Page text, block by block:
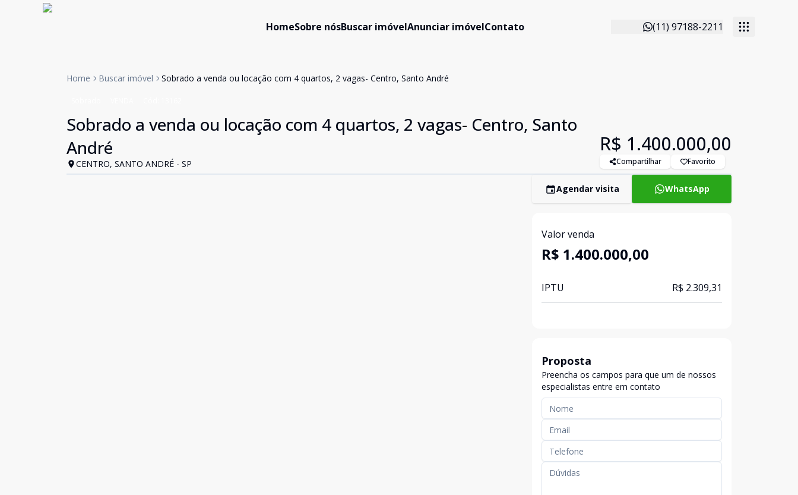
HomeSobre nósBuscar imóvelAnunciar imóvelContato (11) 97188-2211
Home Buscar imóvel Sobrado a venda ou locação com 4 quartos, 2 vagas- Centro, Santo André
Sobrado a venda ou locação com 4 quartos, 2 vagas- Centro, Santo
André
CENTRO, SANTO ANDRÉ - SP
R$ 1.400.000,00
Compartilhar Favorito
Agendar visita WhatsApp
Valor venda
R$ 1.400.000,00
IPTU R$ 2.309,31
Proposta
Preencha os campos para que um de nossos
especialistas entre em contato